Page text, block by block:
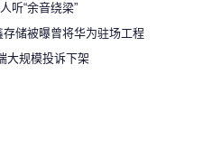
听“余音绕梁”
储被曝曾将华为驻场工程
大规模投诉下架